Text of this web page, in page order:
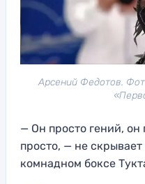
Арсений Федотов.
— Он просто гений, он
просто, — не
комнадном боксе